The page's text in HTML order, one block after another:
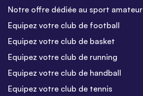
Notre offre dédiée au sport amateur
Equipez votre club de football
Equipez votre club de basket
Equipez votre club de running
Equipez votre club de handball
Equipez votre club de tennis